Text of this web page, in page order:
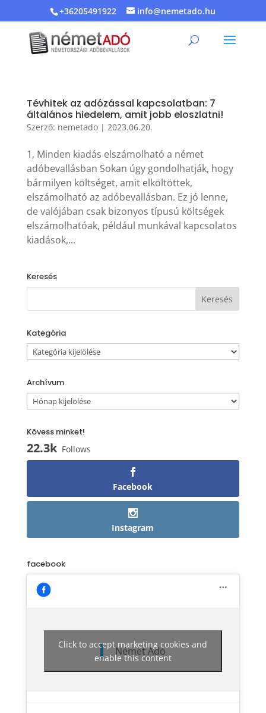
+36205491922 info@nemetado.hu
Tévhitek az adózással kapcsolatban: 7
általános hiedelem, amit jobb eloszlatni!
Szerző: nemetado| 2023.06.20.
1, Minden kiadás elszámolható a német
adóbevallásban Sokan úgy gondolhatják, hogy
bármilyen költséget, amit elköltöttek,
elszámolható az adóbevallásban. Ez jó lenne,
de valójában csak bizonyos típusú költségek
elszámolhatóak, például munkával kapcsolatos
kiadások,...
Keresés
Kategória
Kategória
Archívum
Archívum
Kövess minket!
22.3k Follows
Facebook
Instagram
facebook
Német Adó
Click to accept marketing cookies and
enable this content